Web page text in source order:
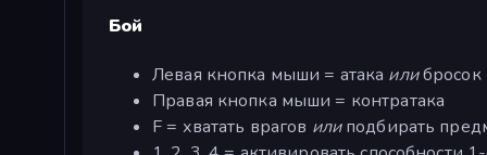
Бой
Левая кнопка мыши = атака илибросок
Правая кнопка мыши = контратака
F = хватать врагов илиподбирать